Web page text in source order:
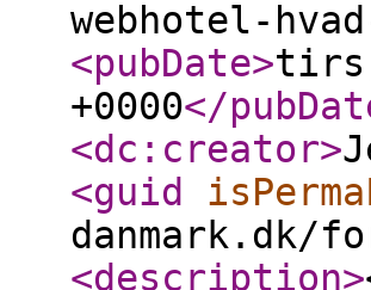
webhotel-
<pubDate>tirs,
+0000</
<dc:creator>
<guid
danmark.dk/
<description>